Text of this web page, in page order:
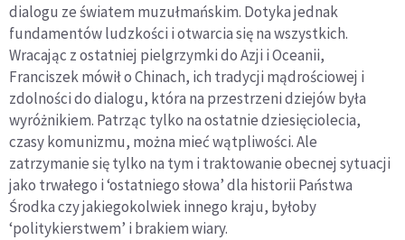
dialogu ze światem muzułmańskim. Dotyka jednak
fundamentów ludzkości i otwarcia się na wszystkich.
Wracając z ostatniej pielgrzymki do Azji i Oceanii,
Franciszek mówił o Chinach, ich tradycji mądrościowej i
zdolności do dialogu, która na przestrzeni dziejów była
wyróżnikiem. Patrząc tylko na ostatnie dziesięciolecia,
czasy komunizmu, można mieć wątpliwości. Ale
zatrzymanie się tylko na tym i traktowanie obecnej sytuacji
jako trwałego i ‘ostatniego słowa’ dla historii Państwa
Środka czy jakiegokolwiek innego kraju, byłoby
‘politykierstwem’ i brakiem wiary.